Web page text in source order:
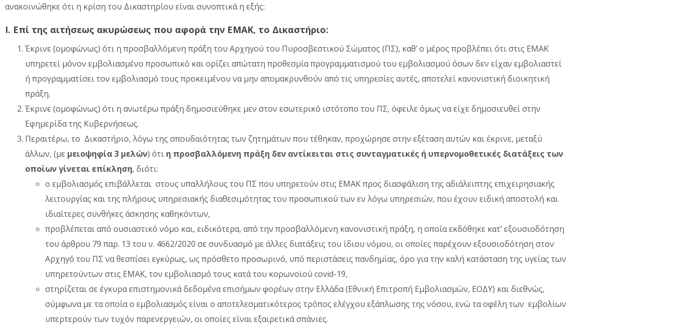
ανακοινώθηκε ότι η κρίση του Δικαστηρίου είναι συνοπτικά η εξής:
Ι. Επί της αιτήσεως ακυρώσεως που αφορά την ΕΜΑΚ, το Δικαστήριο:
Έκρινε (ομοφώνως) ότι η προσβαλλόμενη πράξη του Αρχηγού του Πυροσβεστικού Σώματος (ΠΣ), καθ’ ο μέρος προβλέπει ότι στις ΕΜΑΚ
υπηρετεί μόνον εμβολιασμένο προσωπικό και ορίζει απώτατη προθεσμία προγραμματισμού του εμβολιασμού όσων δεν είχαν εμβολιαστεί
ή προγραμματίσει τον εμβολιασμό τους προκειμένου να μην απομακρυνθούν από τις υπηρεσίες αυτές, αποτελεί κανονιστική διοικητική
πράξη.
Έκρινε (ομοφώνως) ότι η ανωτέρω πράξη δημοσιεύθηκε μεν στον εσωτερικό ιστότοπο του ΠΣ, όφειλε όμως να είχε δημοσιευθεί στην
Εφημερίδα της Κυβερνήσεως.
Περαιτέρω, το Δικαστήριο, λόγω της σπουδαιότητας των ζητημάτων που τέθηκαν, προχώρησε στην εξέταση αυτών και έκρινε, μεταξύ
άλλων, (με μειοψηφία 3 μελών) ότι η προσβαλλόμενη πράξη δεν αντίκειται στις συνταγματικές ή υπερνομοθετικές διατάξεις των
οποίων γίνεται επίκληση, διότι:
ο εμβολιασμός επιβάλλεται στους υπαλλήλους του ΠΣ που υπηρετούν στις ΕΜΑΚ προς διασφάλιση της αδιάλειπτης επιχειρησιακής
λειτουργίας και της πλήρους υπηρεσιακής διαθεσιμότητας του προσωπικού των εν λόγω υπηρεσιών, που έχουν ειδική αποστολή και
ιδιαίτερες συνθήκες άσκησης καθηκόντων,
προβλέπεται από ουσιαστικό νόμο και, ειδικότερα, από την προσβαλλόμενη κανονιστική πράξη, η οποία εκδόθηκε κατ’ εξουσιοδότηση
του άρθρου 79 παρ. 13 του ν. 4662/2020 σε συνδυασμό με άλλες διατάξεις του ίδιου νόμου, οι οποίες παρέχουν εξουσιοδότηση στον
Αρχηγό του ΠΣ να θεσπίσει εγκύρως, ως πρόσθετο προσωρινό, υπό περιστάσεις πανδημίας, όρο για την καλή κατάσταση της υγείας των
υπηρετούντων στις ΕΜΑΚ, τον εμβολιασμό τους κατά του κορωνοϊού covid-19,
στηρίζεται σε έγκυρα επιστημονικά δεδομένα επισήμων φορέων στην Ελλάδα (Εθνική Επιτροπή Εμβολιασμών, ΕΟΔΥ) και διεθνώς,
σύμφωνα με τα οποία ο εμβολιασμός είναι ο αποτελεσματικότερος τρόπος ελέγχου εξάπλωσης της νόσου, ενώ τα οφέλη των εμβολίων
υπερτερούν των τυχόν παρενεργειών, οι οποίες είναι εξαιρετικά σπάνιες.